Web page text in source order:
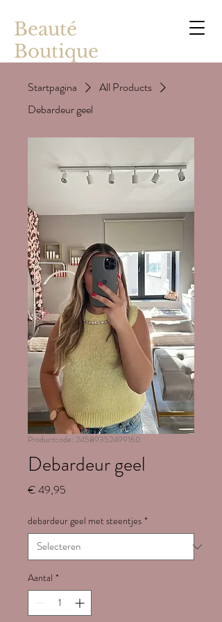
Beauté
Boutique
Startpagina
All Products
Debardeur geel
Productcode: 24589352499160
Debardeur geel
€ 49,95
debardeur geel met steentjes *
Aantal *